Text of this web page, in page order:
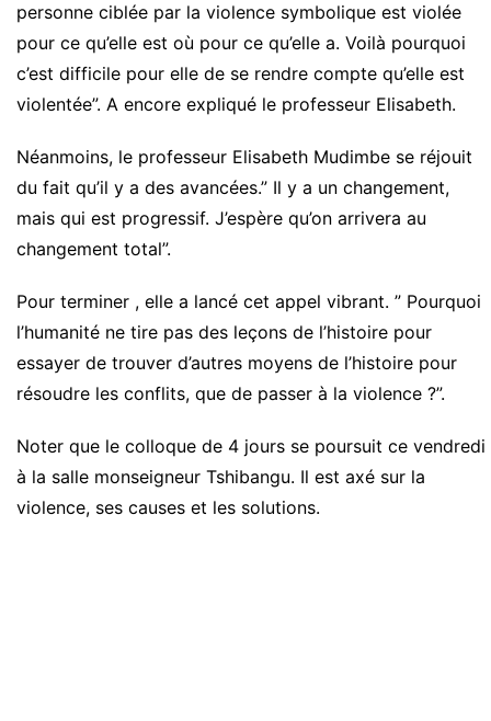
personne ciblée par la violence symbolique est violée
pour ce qu’elle est où pour ce qu’elle a. Voilà pourquoi
c’est difficile pour elle de se rendre compte qu’elle est
violentée”. A encore expliqué le professeur Elisabeth.
Néanmoins, le professeur Elisabeth Mudimbe se réjouit
du fait qu’il y a des avancées.” Il y a un changement,
mais qui est progressif. J’espère qu’on arrivera au
changement total”.
Pour terminer , elle a lancé cet appel vibrant. ” Pourquoi
l’humanité ne tire pas des leçons de l’histoire pour
essayer de trouver d’autres moyens de l’histoire pour
résoudre les conflits, que de passer à la violence ?”.
Noter que le colloque de 4 jours se poursuit ce vendredi
à la salle monseigneur Tshibangu. Il est axé sur la
violence, ses causes et les solutions.